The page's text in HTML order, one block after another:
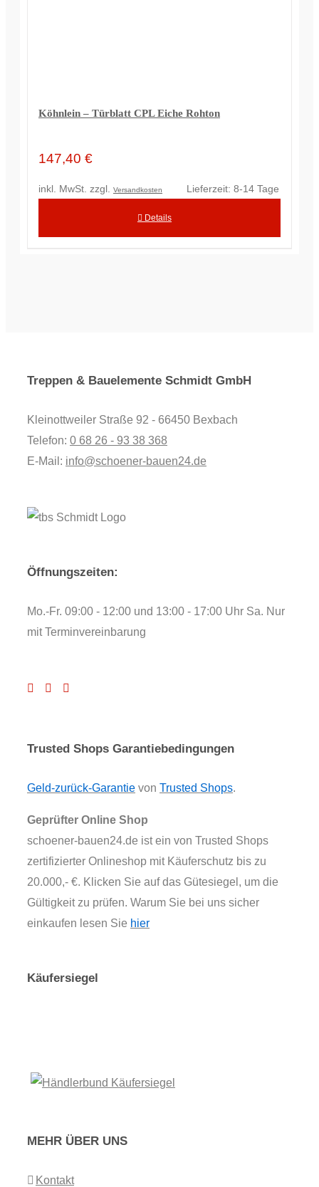
Köhnlein – Türblatt CPL Eiche Rohton
147,40 €
inkl. MwSt. zzgl. Versandkosten Lieferzeit: 8-14 Tage
Details
Treppen & Bauelemente Schmidt GmbH
Kleinottweiler Straße 92 - 66450 Bexbach
Telefon: 0 68 26 - 93 38 368
E-Mail: info@schoener-bauen24.de
Öffnungszeiten:
Mo.-Fr. 09:00 - 12:00 und 13:00 - 17:00 Uhr Sa. Nur
mit Terminvereinbarung
Trusted Shops Garantiebedingungen
Geld-zurück-Garantie von Trusted Shops.
Geprüfter Online Shop
schoener-bauen24.de ist ein von Trusted Shops
zertifizierter Onlineshop mit Käuferschutz bis zu
20.000,- €. Klicken Sie auf das Gütesiegel, um die
Gültigkeit zu prüfen. Warum Sie bei uns sicher
einkaufen lesen Sie hier
Käufersiegel
MEHR ÜBER UNS
Kontakt